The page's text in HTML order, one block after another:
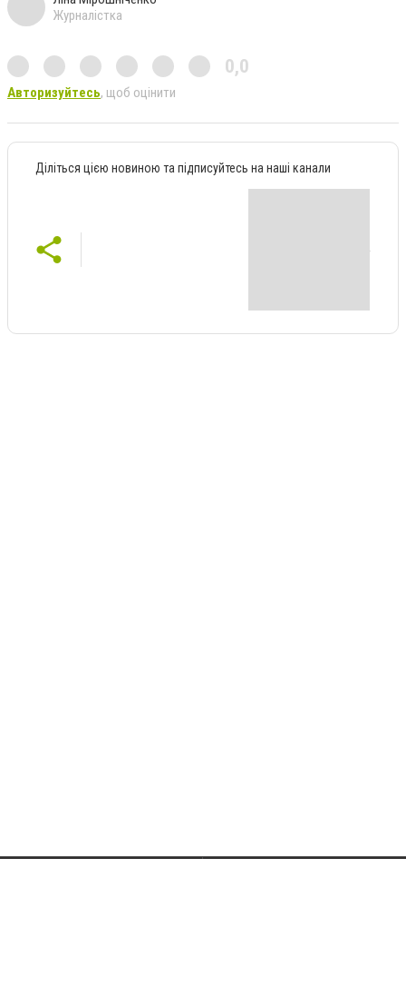
Журналістка
0,0
Авторизуйтесь, щоб оцінити
Діліться цією новиною та підписуйтесь на наші канали